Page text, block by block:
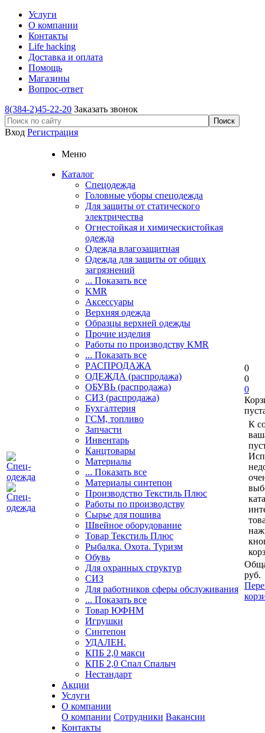
Услуги
О компании
Контакты
Life hacking
Доставка и оплата
Помощь
Магазины
Вопрос-ответ
8(384-2)45-22-20 Заказать звонок
Вход Регистрация
Меню
Каталог
Спецодежда
Головные уборы спецодежда
Для защиты от статического
электричества
Огнестойкая и химическистойкая
одежда
Одежда влагозащитная
Одежда для защиты от общих
загрязнений
... Показать все
KMR
Аксессуары
Верхняя одежда
Образцы верхней одежды
Прочие изделия
Работы по производству KMR
... Показать все
PАСПРОДАЖА
ОДЕЖДА (распродажа)
ОБУВЬ (распродажа)
СИЗ (распродажа)
Бухгалтерия
ГСМ, топливо
Запчасти
Инвентарь
Канцтовары
Материалы
... Показать все
Материалы синтепон
Производство Текстиль Плюс
Работы по производству
Сырье для пошива
Швейное оборудование
Товар Текстиль Плюс
Рыбалка. Охота. Туризм
Обувь
Для охранных структур
СИЗ
Для работников сферы обслуживания
... Показать все
Товар ЮФНМ
Игрушки
Синтепон
УДАЛЕН.
КПБ 2,0 макси
КПБ 2,0 Спал Спалыч
Нестандарт
Акции
Услуги
О компании
О компании Сотрудники Вакансии
Контакты
0
0
0
К
руб.